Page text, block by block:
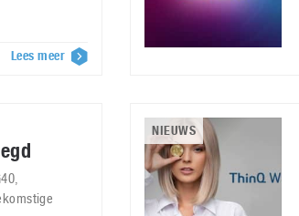
Lees meer
NIEUWS